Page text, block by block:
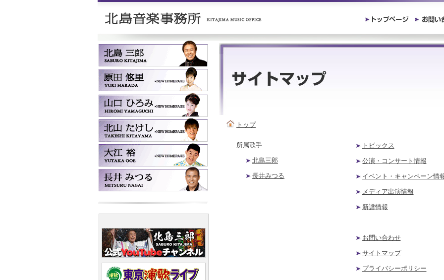
トップ
所属歌手
北島三郎
長井みつる
トピックス
公演・コンサート情報
イベント・キャンペーン情
メディア出演情報
新譜情報
お問い合わせ
サイトマップ
プライバシーポリシー